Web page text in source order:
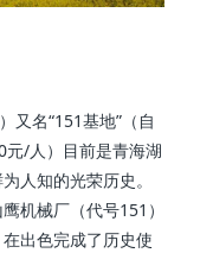
又名“151基地”（自
/人）目前是青海湖
人知的光荣历史。
机械厂（代号151）
出色完成了历史使